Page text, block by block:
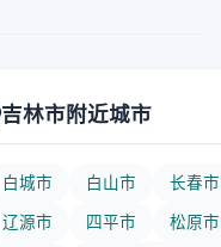
吉林市附近城市
白城市 白山市 长春市
辽源市 四平市 松原市